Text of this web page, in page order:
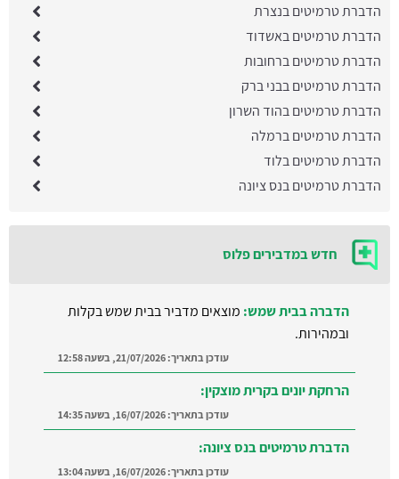
הדברת טרמיטים בנצרת
הדברת טרמיטים באשדוד
הדברת טרמיטים ברחובות
הדברת טרמיטים בבני ברק
הדברת טרמיטים בהוד השרון
הדברת טרמיטים ברמלה
הדברת טרמיטים בלוד
הדברת טרמיטים בנס ציונה
חדש במדבירים פלוס
הדברה בבית שמש: מוצאים מדביר בבית שמש בקלות
ובמהירות.
עודכן בתאריך:21/07/2026, בשעה 12:58
הרחקת יונים בקרית מוצקין:
עודכן בתאריך:16/07/2026, בשעה 14:35
הדברת טרמיטים בנס ציונה:
עודכן בתאריך:16/07/2026, בשעה 13:04